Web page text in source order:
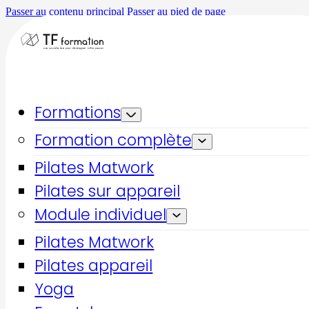
Passer au contenu principal Passer au pied de page
Formations
Formation complète
Pilates Matwork
Pilates sur appareil
Module individuel
Pilates Matwork
Pilates appareil
Yoga
Accueil La méthode Lagree
La méthode Lagree
La méthode Lagree :
l'entraînement haute
intensité, doux pour le
corps
La méthode Lagree est une approche